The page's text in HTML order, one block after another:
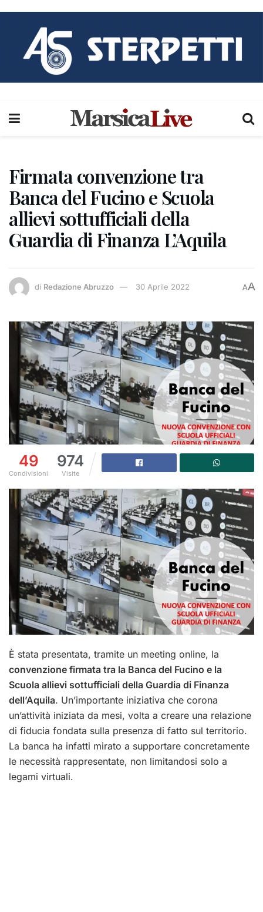
Firmata convenzione tra
Banca del Fucino e Scuola
allievi sottufficiali della
Guardia di Finanza L’Aquila
di Redazione Abruzzo 30 Aprile 2022 AA
49
Condivisioni
974
Visite
È stata presentata, tramite un meeting online, la
convenzione firmata tra la Banca del Fucino e la
Scuola allievi sottufficiali della Guardia di Finanza
dell’Aquila. Un’importante iniziativa che corona
un’attività iniziata da mesi, volta a creare una relazione
di fiducia fondata sulla presenza di fatto sul territorio.
La banca ha infatti mirato a supportare concretamente
le necessità rappresentate, non limitandosi solo a
legami virtuali.